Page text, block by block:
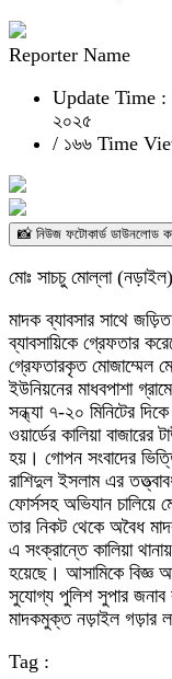
Reporter Name
Update Time :
২০২৫
/ ১৬৬ Time
📸 নিউজ ফটোকার্ড ডাউনলোড
মোঃ সাচচু মোল্লা
মাদক ব্যাবসার সাথে
ব্যাবসায়িকে গ্রেফতার
গ্রেফতারকৃত মোজাম্মেল
ইউনিয়নের মাধবপাশা
সন্ধ্যা ৭-২০ মিনিটের
ওয়ার্ডের কালিয়া
হয়। গোপন সংবাদের
রাশিদুল ইসলাম এর
ফোর্সসহ অভিযান চালিয়ে
তার নিকট থেকে অবৈধ
এ সংক্রান্তে কালিয়া
হয়েছে। আসামিকে বিজ্ঞ
সুযোগ্য পুলিশ সুপার জনাব
মাদকমুক্ত নড়াইল গড়ার
Tag :